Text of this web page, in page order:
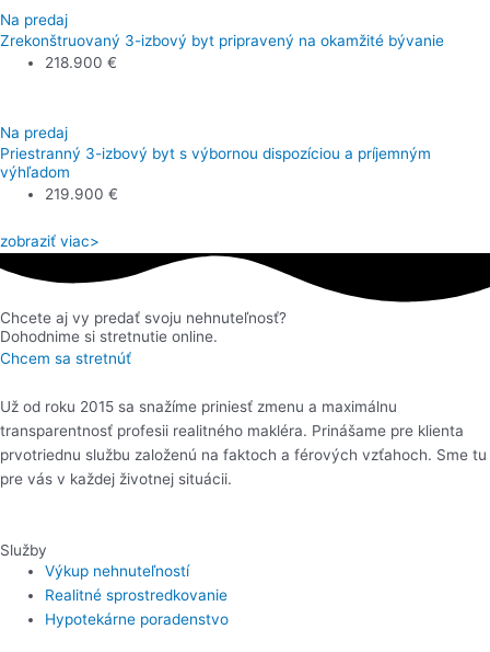
Na predaj
Zrekonštruovaný 3-izbový byt pripravený na okamžité bývanie
218.900 €
Na predaj
Priestranný 3-izbový byt s výbornou dispozíciou a príjemným
výhľadom
219.900 €
zobraziť viac>
Chcete aj vy predať svoju nehnuteľnosť?
Dohodnime si stretnutie online.
Chcem sa stretnúť
Už od roku 2015 sa snažíme priniesť zmenu a maximálnu
transparentnosť profesii realitného makléra. Prinášame pre klienta
prvotriednu službu založenú na faktoch a férových vzťahoch. Sme tu
pre vás v každej životnej situácii.
Služby
Výkup nehnuteľností
Realitné sprostredkovanie
Hypotekárne poradenstvo